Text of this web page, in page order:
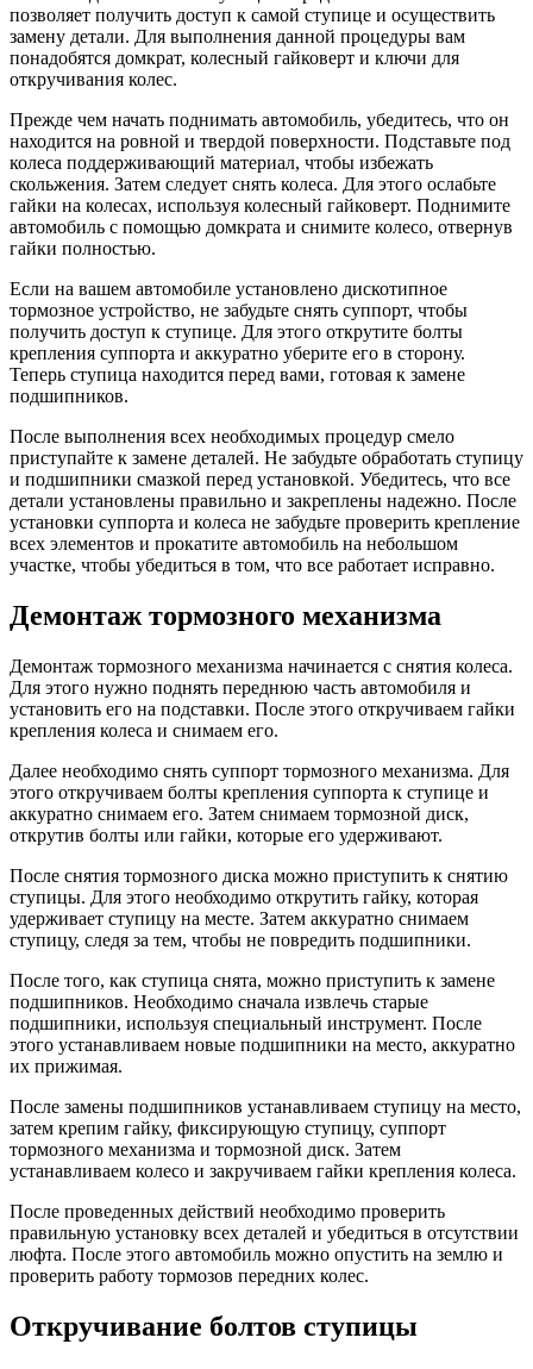
позволяет получить доступ к самой ступице и осуществить
замену детали. Для выполнения данной процедуры вам
понадобятся домкрат, колесный гайковерт и ключи для
откручивания колес.
Прежде чем начать поднимать автомобиль, убедитесь, что он
находится на ровной и твердой поверхности. Подставьте под
колеса поддерживающий материал, чтобы избежать
скольжения. Затем следует снять колеса. Для этого ослабьте
гайки на колесах, используя колесный гайковерт. Поднимите
автомобиль с помощью домкрата и снимите колесо, отвернув
гайки полностью.
Если на вашем автомобиле установлено дискотипное
тормозное устройство, не забудьте снять суппорт, чтобы
получить доступ к ступице. Для этого открутите болты
крепления суппорта и аккуратно уберите его в сторону.
Теперь ступица находится перед вами, готовая к замене
подшипников.
После выполнения всех необходимых процедур смело
приступайте к замене деталей. Не забудьте обработать ступицу
и подшипники смазкой перед установкой. Убедитесь, что все
детали установлены правильно и закреплены надежно. После
установки суппорта и колеса не забудьте проверить крепление
всех элементов и прокатите автомобиль на небольшом
участке, чтобы убедиться в том, что все работает исправно.
Демонтаж тормозного механизма
Демонтаж тормозного механизма начинается с снятия колеса.
Для этого нужно поднять переднюю часть автомобиля и
установить его на подставки. После этого откручиваем гайки
крепления колеса и снимаем его.
Далее необходимо снять суппорт тормозного механизма. Для
этого откручиваем болты крепления суппорта к ступице и
аккуратно снимаем его. Затем снимаем тормозной диск,
открутив болты или гайки, которые его удерживают.
После снятия тормозного диска можно приступить к снятию
ступицы. Для этого необходимо открутить гайку, которая
удерживает ступицу на месте. Затем аккуратно снимаем
ступицу, следя за тем, чтобы не повредить подшипники.
После того, как ступица снята, можно приступить к замене
подшипников. Необходимо сначала извлечь старые
подшипники, используя специальный инструмент. После
этого устанавливаем новые подшипники на место, аккуратно
их прижимая.
После замены подшипников устанавливаем ступицу на место,
затем крепим гайку, фиксирующую ступицу, суппорт
тормозного механизма и тормозной диск. Затем
устанавливаем колесо и закручиваем гайки крепления колеса.
После проведенных действий необходимо проверить
правильную установку всех деталей и убедиться в отсутствии
люфта. После этого автомобиль можно опустить на землю и
проверить работу тормозов передних колес.
Откручивание болтов ступицы